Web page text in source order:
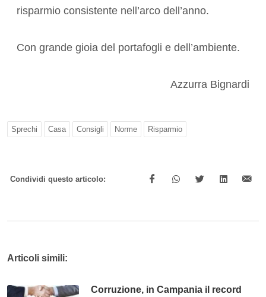
risparmio consistente nell’arco dell’anno.
Con grande gioia del portafogli e dell’ambiente.
Azzurra Bignardi
Sprechi Casa Consigli Norme Risparmio
Condividi questo articolo:
Articoli simili:
Corruzione, in Campania il record